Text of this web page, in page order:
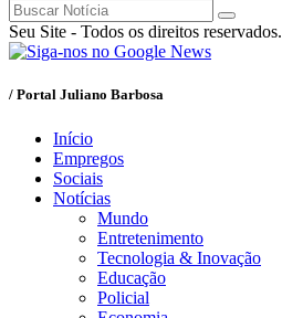
Seu Site - Todos os direitos reservados.
/ Portal Juliano Barbosa
Início
Empregos
Sociais
Notícias
Mundo
Entretenimento
Tecnologia & Inovação
Educação
Policial